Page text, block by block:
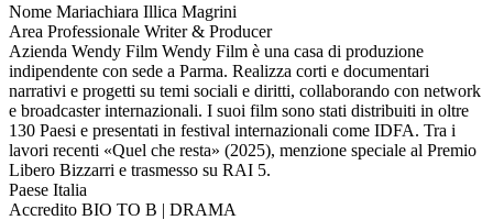
Nome Mariachiara Illica Magrini
Area Professionale Writer & Producer
Azienda Wendy Film Wendy Film è una casa di produzione
indipendente con sede a Parma. Realizza corti e documentari
narrativi e progetti su temi sociali e diritti, collaborando con network
e broadcaster internazionali. I suoi film sono stati distribuiti in oltre
130 Paesi e presentati in festival internazionali come IDFA. Tra i
lavori recenti «Quel che resta» (2025), menzione speciale al Premio
Libero Bizzarri e trasmesso su RAI 5.
Paese Italia
Accredito BIO TO B | DRAMA